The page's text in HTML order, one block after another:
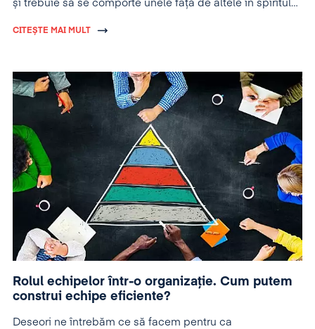
și trebuie să se comporte unele față de altele în spiritul
CITEȘTE MAI MULT
Rolul echipelor într-o organizație. Cum putem
construi echipe eficiente?
Deseori ne întrebăm ce să facem pentru ca